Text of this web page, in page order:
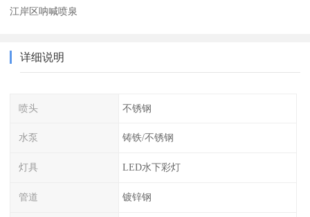
江岸区呐喊喷泉
详细说明
喷头 不锈钢
水泵 铸铁/不锈钢
灯具 LED水下彩灯
管道 镀锌钢